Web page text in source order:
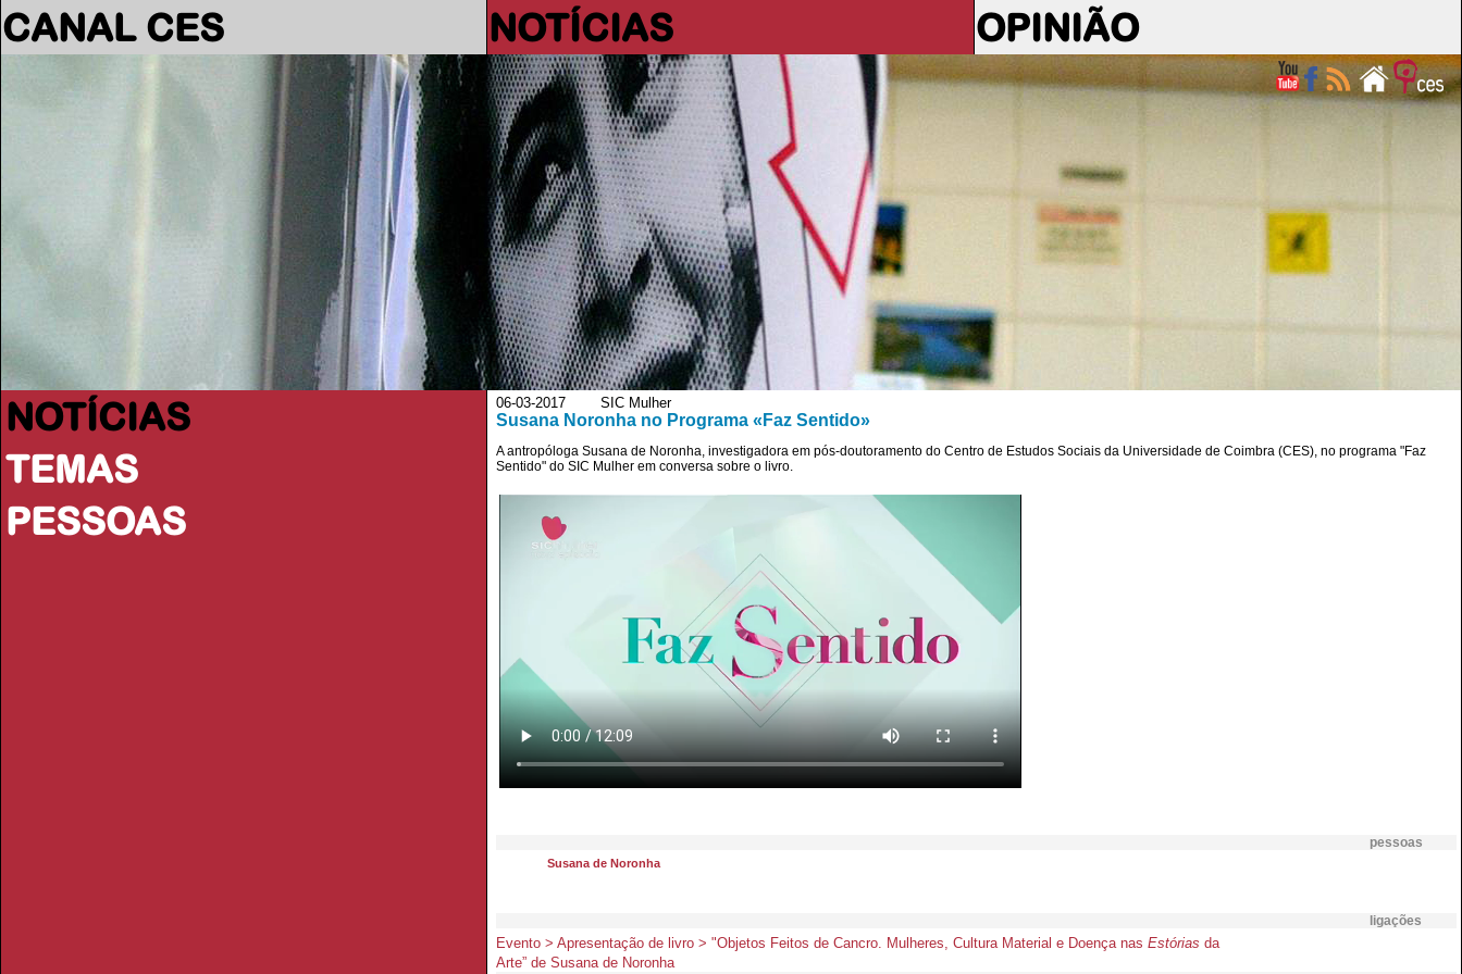
CANAL CES NOTÍCIAS OPINIÃO
NOTÍCIAS
TEMAS
PESSOAS
06-03-2017 SIC Mulher
Susana Noronha no Programa «Faz Sentido»
A antropóloga Susana de Noronha, investigadora em pós-doutoramento do Centro de Estudos Sociais da Universidade de Coimbra (CES), no programa "Faz
Sentido" do SIC Mulher em conversa sobre o livro.
pessoas
Susana de Noronha
ligações
Evento > Apresentação de livro > "Objetos Feitos de Cancro. Mulheres, Cultura Material e Doença nas Estórias da
Arte” de Susana de Noronha